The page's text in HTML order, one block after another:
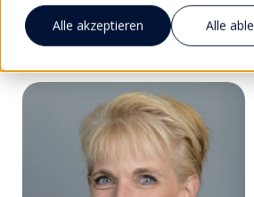
Alle akzeptieren Alle
Laura Zizka